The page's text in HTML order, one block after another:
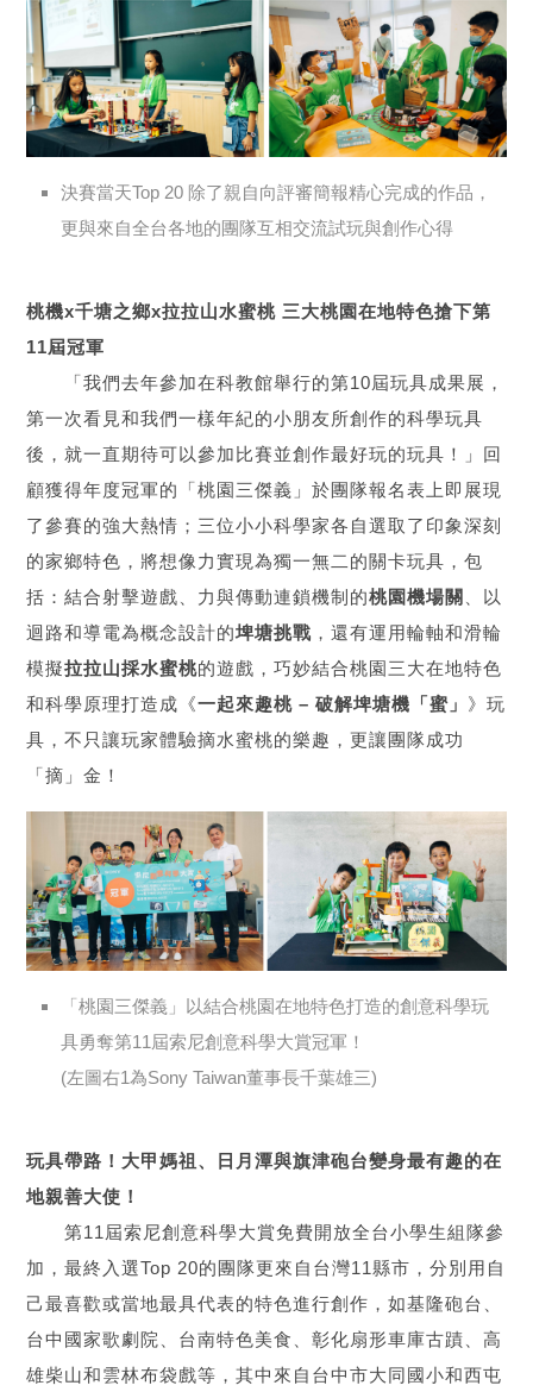
決賽當天Top 20 除了親自向評審簡報精心完成的作品，
更與來自全台各地的團隊互相交流試玩與創作心得
桃機x千塘之鄉x拉拉山水蜜桃 三大桃園在地特色搶下第
11屆冠軍
「我們去年參加在科教館舉行的第10屆玩具成果展，
第一次看見和我們一樣年紀的小朋友所創作的科學玩具
後，就一直期待可以參加比賽並創作最好玩的玩具！」回
顧獲得年度冠軍的「桃園三傑義」於團隊報名表上即展現
了參賽的強大熱情；三位小小科學家各自選取了印象深刻
的家鄉特色，將想像力實現為獨一無二的關卡玩具，包
括：結合射擊遊戲、力與傳動連鎖機制的桃園機場關
、以
迴路和導電為概念設計的埤塘挑戰 ，還有運用輪軸和滑輪
模擬拉拉山採水蜜桃的遊戲，巧妙結合桃園三大在地特色
和科學原理打造成《一起來趣桃 – 破解埤塘機「蜜」 》玩
具，不只讓玩家體驗摘水蜜桃的樂趣，更讓團隊成功
「摘」金！
「桃園三傑義」以結合桃園在地特色打造的創意科學玩
具勇奪第11屆索尼創意科學大賞冠軍！
(左圖右1為Sony Taiwan董事長千葉雄三)
玩具帶路！大甲媽祖、日月潭與旗津砲台變身最有趣的在
地親善大使！
第11屆索尼創意科學大賞免費開放全台小學生組隊參
加，最終入選Top 20的團隊更來自台灣11縣市，分別用自
己最喜歡或當地最具代表的特色進行創作，如基隆砲台、
台中國家歌劇院、台南特色美食、彰化扇形車庫古蹟、高
雄柴山和雲林布袋戲等，其中來自台中市大同國小和西屯